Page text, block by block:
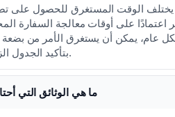
الوقت المستغرق للحصول على
اعتمادًا على أوقات معالجة السفارة
عام، يمكن أن يستغرق الأمر من بضعة
بتأكيد الجدول الزمني المتوقع مع كل سفارة.
ما هي الوثائق التي